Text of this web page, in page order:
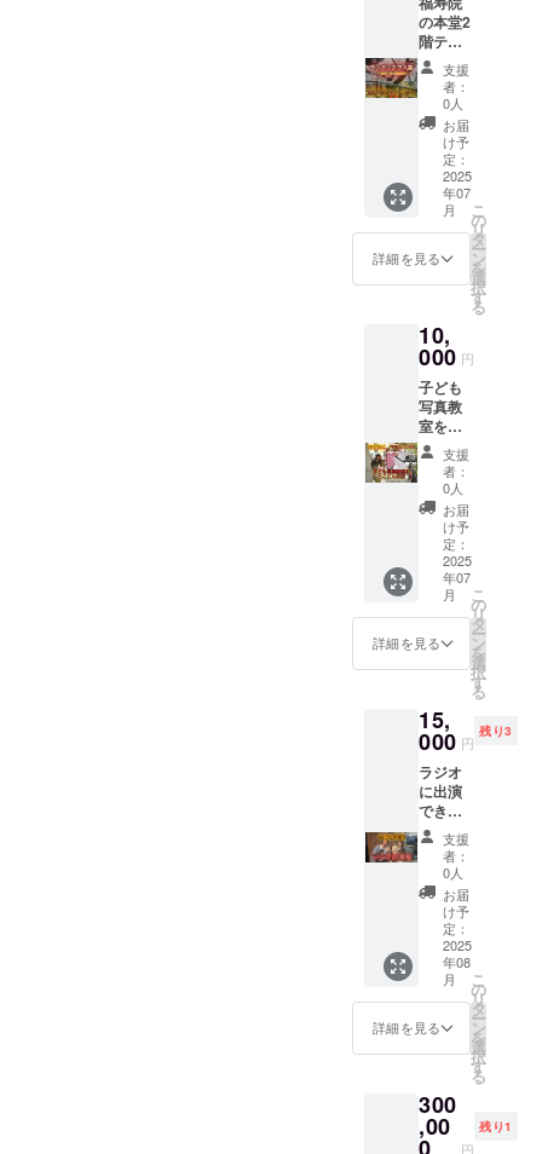
リカ
フェ 住
所 愛
知県江
南市赤
童子町
大堀18
日時
7/26(土)
18:00
～21:00
くださ
い。
日
時
7/19(土)
18:00～
21:00
場
所 福
寿院本
堂2階テ
ラス
住
所 愛
7-26 ※1
枠2～3
名座れ
ます ※
飲食は
別途
の本堂2
階テラ
スにお
席をご
用意致
しまし
た。ラ
ンタン
に手が
届きそ
うで届
かない2
階席で
ランタ
ンを眺
ら、飲
食をお
楽しみ
くださ
い。
日
時
7/20(日)
18:00～
20:30
場
所 福
寿院本
堂2階テ
ラス
住
所 愛
7-26 ※1
枠2～3
名座れ
ます ※
飲食は
別途
支援
者：
0人
お届
け予
定：
2025
年07
月
詳細を見る
こ
の
リ
タ
ー
ン
を
選
択
す
る
10,
000 円
子ども
写真教
室をと
ことん
応援し
てくだ
さい。
あずね
こから
心の込
もった
１分間
のお礼
動画を
お送り
させて
きま
す。 イ
ベント
運営費
にあて
させて
いただ
きま
す。
支援
者：
0人
お届
け予
定：
2025
年07
月
詳細を見る
こ
の
リ
タ
ー
ン
を
選
択
す
る
15,
000 円
残り3
ラジオ
に出演
できる
権 笑福
が毎月
第3火曜
日に出
演して
いるラ
ジオ番
組ルー
セン
アップ
の「今
日の半
歩」の
ナー(10
分間)に
笑福と
支援
者：
0人
お届
け予
定：
2025
年08
月
詳細を見る
こ
の
リ
タ
ー
ン
を
選
択
す
る
300
,00
0 円
残り1